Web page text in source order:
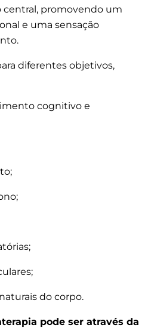
central, promovendo um
e uma sensação
diferentes objetivos,
cognitivo e
do corpo.
pode ser através da